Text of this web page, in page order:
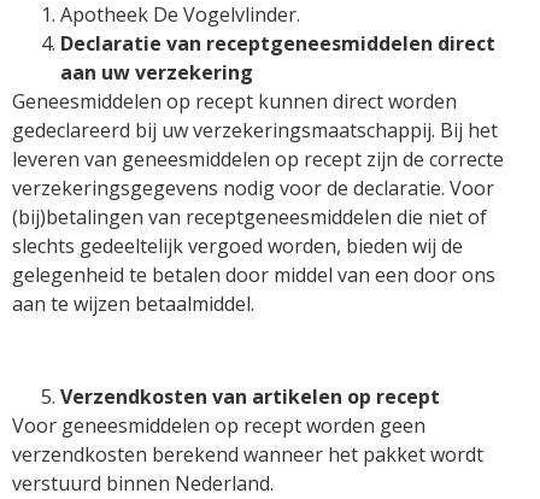
Apotheek De Vogelvlinder.
Declaratie van receptgeneesmiddelen direct
aan uw verzekering
Geneesmiddelen op recept kunnen direct worden
gedeclareerd bij uw verzekeringsmaatschappij. Bij het
leveren van geneesmiddelen op recept zijn de correcte
verzekeringsgegevens nodig voor de declaratie. Voor
(bij)betalingen van receptgeneesmiddelen die niet of
slechts gedeeltelijk vergoed worden, bieden wij de
gelegenheid te betalen door middel van een door ons
aan te wijzen betaalmiddel.
Verzendkosten van artikelen op recept
Voor geneesmiddelen op recept worden geen
verzendkosten berekend wanneer het pakket wordt
verstuurd binnen Nederland.